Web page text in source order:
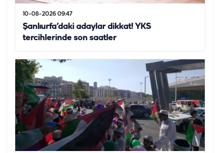
10-08-2026 09:47
Şanlıurfa’daki adaylar dikkat! YKS
tercihlerinde son saatler